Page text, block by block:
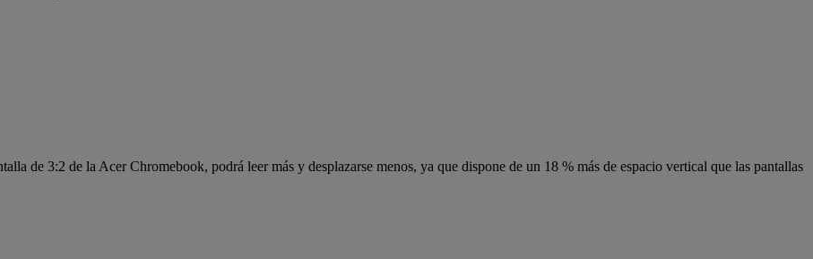
de 3:2 de la Acer Chromebook, podrá leer más y desplazarse menos, ya que dispone de un 18 % más de espacio vertical que las pantallas